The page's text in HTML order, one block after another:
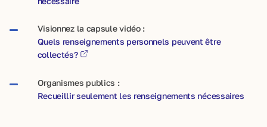
Visionnez la capsule vidéo :
Quels renseignements personnels peuvent être
collectés?
Organismes publics :
Recueillir seulement les renseignements nécessaires